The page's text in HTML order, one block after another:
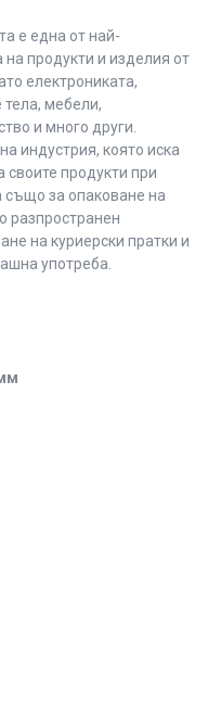
e една от най-
продукти и изделия от
електрониката,
тела, мебели,
и много други.
индустрия, която иска
продукти при
също за опаковане на
разпространен
на куриерски пратки и
употреба.